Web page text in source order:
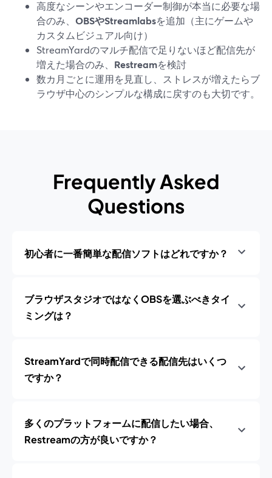
高度なシーンやエンコーダー制御が本当に必要な場
合のみ、 OBSやStreamlabsを追加（主にゲームや
カスタムビジュアル向け）
StreamYardのマルチ配信で足りないほど配信先が
増えた場合のみ、 Restreamを検討
数カ月ごとに運用を見直し、ストレスが増えたらブ
ラウザ中心のシンプルな構成に戻すのも大切です。
Frequently Asked
Questions
初心者に一番簡単な配信ソフトはどれですか？
ブラウザスタジオではなくOBSを選ぶべきタイ
ミングは？
StreamYardで同時配信できる配信先はいくつ
ですか？
多くのプラットフォームに配信したい場合、
Restreamの方が良いですか？